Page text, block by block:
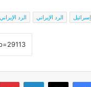
إسرائيل الرد الإيراني الرد
فيسبوك‫X لينكدإن